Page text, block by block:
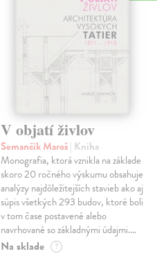
V objatí živlov
Semančík Maroš| Kniha
Monografia, ktorá vznikla na základe
skoro 20 ročného výskumu obsahuje
analýzy najdôležitejších stavieb ako aj
súpis všetkých 293 budov, ktoré boli
v tom čase postavené alebo
navrhované so základnými údajmi.…
Na sklade ?